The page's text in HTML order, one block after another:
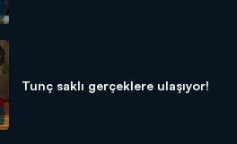
Tunç saklı gerçeklere ulaşıyor!